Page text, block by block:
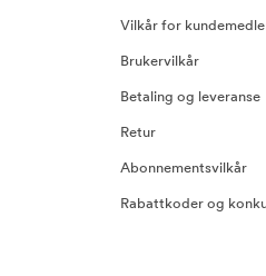
Vilkår for
Brukervilkår
Betaling og leveranse
Retur
Abonnementsvilkår
Rabattkoder og